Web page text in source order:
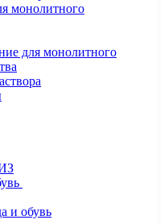
монолитного
для монолитного
и обувь